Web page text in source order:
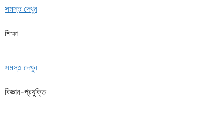
সমস্ত দেখুন
শিক্ষা
সমস্ত দেখুন
বিজ্ঞান-প্রযুক্তি